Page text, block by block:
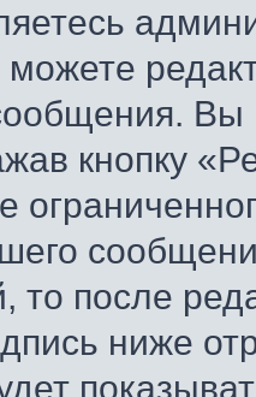
Вы
кнопку
то после
ниже